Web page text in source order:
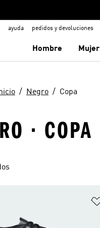
ayuda pedidos y devoluciones
Hombre Mujer
Negro Copa
· COPA